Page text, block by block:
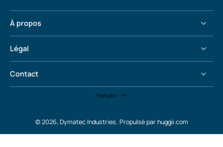
À propos
Légal
Contact
français
© 2026, Dymatec Industries. Propulsé par huggii.com